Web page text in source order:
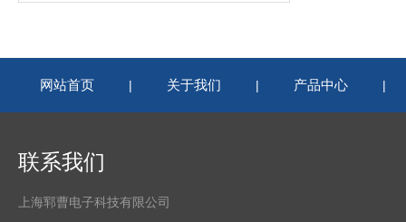
网站首页 | 关于我们 | 产品中心 |
联系我们
上海郓曹电子科技有限公司